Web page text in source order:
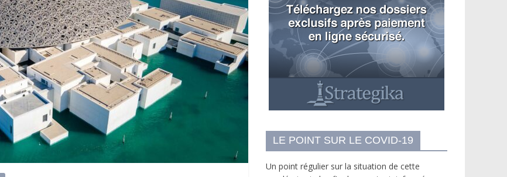
LE POINT SUR LE COVID-19
Un point régulier sur la situation de cette